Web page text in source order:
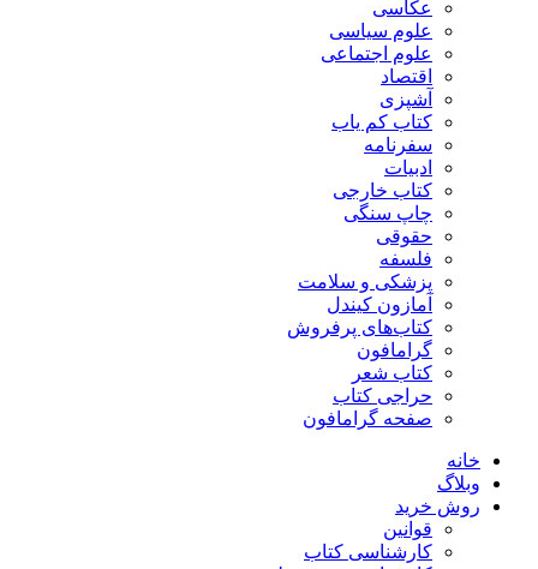
عکاسی
علوم سیاسی
علوم اجتماعی
اقتصاد
آشپزی
کتاب کم یاب
سفرنامه
ادبیات
کتاب خارجی
چاپ سنگی
حقوقی
فلسفه
پزشکی و سلامت
آمازون کیندل
کتاب‌های پرفروش
گرامافون
کتاب شعر
حراجی کتاب
صفحه گرامافون
خانه
وبلاگ
روش خرید
قوانین
کارشناسی کتاب